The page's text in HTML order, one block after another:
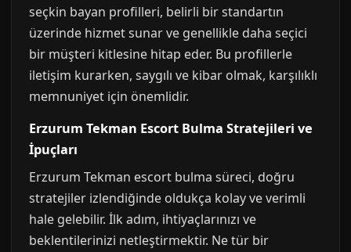
seçkin bayan profilleri, belirli bir standartın
üzerinde hizmet sunar ve genellikle daha seçici
bir müşteri kitlesine hitap eder. Bu profillerle
iletişim kurarken, saygılı ve kibar olmak, karşılıklı
memnuniyet için önemlidir.
Erzurum Tekman Escort Bulma Stratejileri ve
İpuçları
Erzurum Tekman escort bulma süreci, doğru
stratejiler izlendiğinde oldukça kolay ve verimli
hale gelebilir. İlk adım, ihtiyaçlarınızı ve
beklentilerinizi netleştirmektir. Ne tür bir